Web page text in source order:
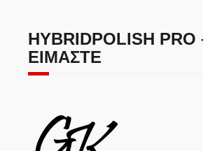
HYBRIDPOLISH PRO
ΕΊΜΑΣΤΕ